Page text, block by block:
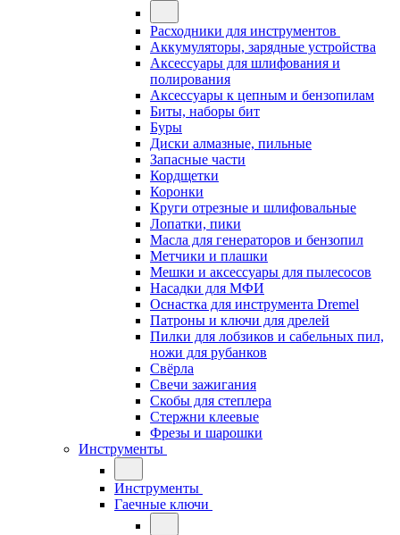
Расходники для инструментов
Аккумуляторы, зарядные устройства
Аксессуары для шлифования и
полирования
Аксессуары к цепным и бензопилам
Биты, наборы бит
Буры
Диски алмазные, пильные
Запасные части
Кордщетки
Коронки
Круги отрезные и шлифовальные
Лопатки, пики
Масла для генераторов и бензопил
Метчики и плашки
Мешки и аксессуары для пылесосов
Насадки для МФИ
Оснастка для инструмента Dremel
Патроны и ключи для дрелей
Пилки для лобзиков и сабельных пил,
ножи для рубанков
Свёрла
Свечи зажигания
Скобы для степлера
Стержни клеевые
Фрезы и шарошки
Инструменты
Инструменты
Гаечные ключи